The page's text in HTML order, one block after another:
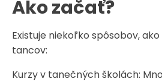
Ako začať?
Existuje niekoľko spôsobov,
tancov:
Kurzy v tanečných školách: